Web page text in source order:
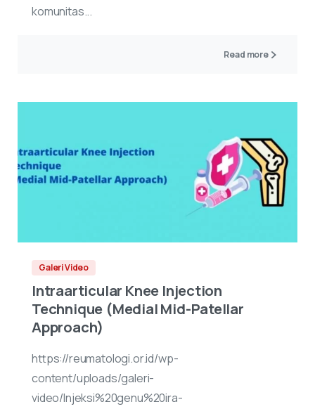
komunitas...
Read more
Galeri Video
Intraarticular Knee Injection
Technique (Medial Mid-Patellar
Approach)
https://reumatologi.or.id/wp-
content/uploads/galeri-
video/Injeksi%20genu%20ira-